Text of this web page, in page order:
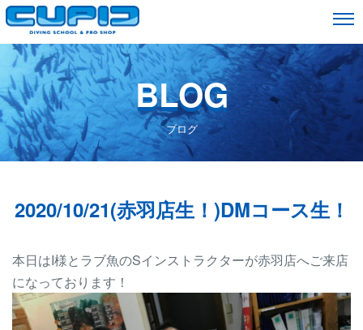
BLOG
ブログ
2020/10/21(赤羽店生！)DMコース生！
本日はI様とラブ魚のSインストラクターが赤羽店へご来店
になっております！